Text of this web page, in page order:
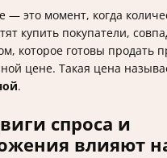
— это момент, когда
купить покупатели,
которое готовы продать
цене. Такая цена
.
спроса и
влияют